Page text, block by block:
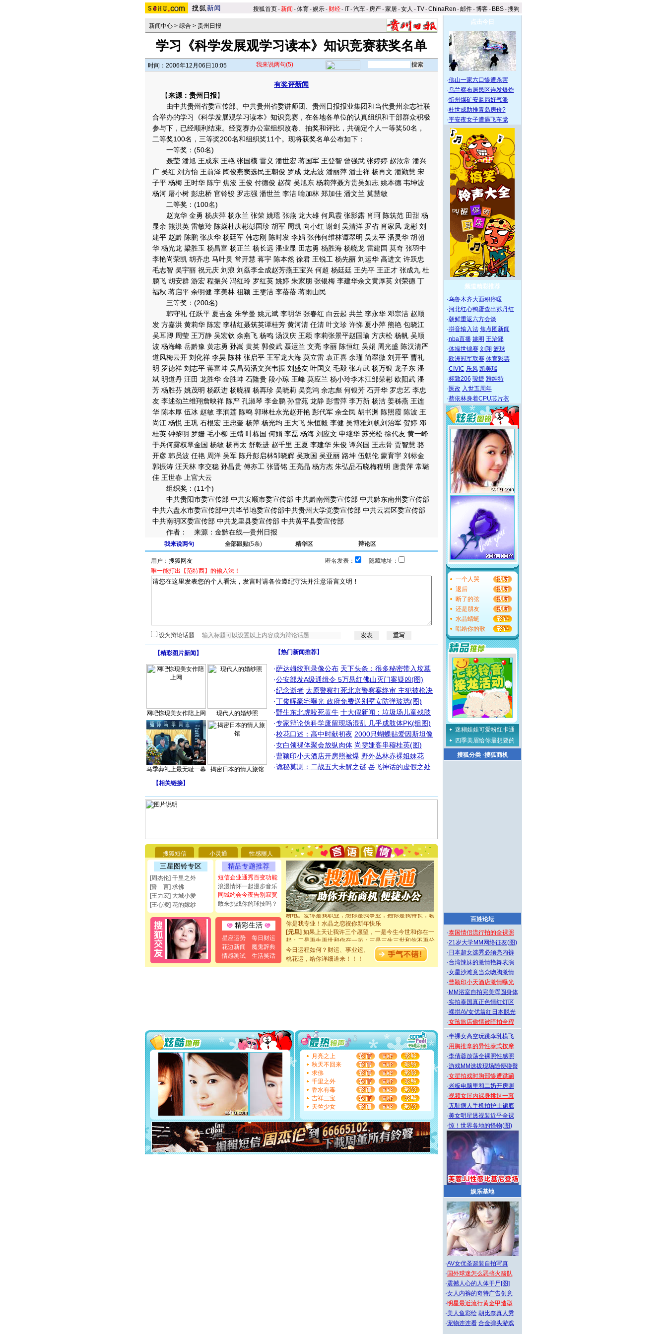
搜狐首页-新闻 -体育-娱乐- 财经- IT-汽车- 房产-家居-女人 -TV-ChinaRen -邮件-博客- BBS-搜狗
新闻中心 > 综合 > 贵州日报
学习《科学发展观学习读本》知识竞赛获奖名单
时间：2006年12月06日10:05 我来说两句(5)
有奖评新闻
【来源：贵州日报】
由中共贵州省委宣传部、中共贵州省委讲师团、贵州日报报业集团和当代贵州杂志社联
合举办的学习《科学发展观学习读本》知识竞赛，在各地各单位的认真组织和干部群众积极
参与下，已经顺利结束。经竞赛办公室组织改卷、抽奖和评比，共确定个人一等奖50名，
二等奖100名，三等奖200名和组织奖11个。 现将获奖名单公布如下：
一等奖：(50名)
聂莹 潘旭 王成东 王艳 张国模 雷义 潘世宏 蒋国军 王登智 曾强武 张婷婷 赵汝常 潘兴
广 吴红 刘方怡 王前泽 陶俊燕窦选民王朝俊 罗成 龙志波 潘丽萍 潘士祥 杨再文 潘勤慧 宋
子平 杨梅 王时华 陈宁 焦浚 王俊 付德俊 赵荷 吴旭东 杨莉萍聂方贵吴如志 姚本德 韦坤波
杨河 屠小树 彭忠桥 官铃骏 罗志强 潘世兰 李洁 喻加林 郑加佳 潘文兰 莫慧敏
二等奖：(100名)
赵克华 金勇 杨庆萍 杨永兰 张荣 姚瑶 张燕 龙大雄 何凤霞 张影露 肖珂 陈筑范 田甜 杨
显余 熊洪英 雷敏玲 陈焱杜庆彬彭国珍 胡军 周凯 向小红 谢剑 吴清洋 罗省 肖家风 龙彬 刘
建平 赵黔 陈鹏 张庆华 杨廷军 韩志刚 陈时发 李娟 张伟何维林谭翠明 吴太平 潘灵华 胡朝
华 杨光龙 梁胜玉 杨昌富 杨正兰 杨长远 潘业显 田志勇 杨胜海 杨晓龙 雷建国 莫奇 张羽中
李艳尚荣凯 胡齐忠 马叶灵 常开慧 蒋宇 陈本然 徐君 王锐工 杨先丽 刘运华 高进文 许跃忠
毛志智 吴宇丽 祝元庆 刘浪 刘磊李全成赵芳燕王宝兴 何超 杨廷廷 王先平 王正才 张成九 杜
鹏飞 胡安群 游宏 程振兴 冯红玲 罗红英 姚婷 朱家朋 张银梅 李建华余文黄厚英 刘荣德 丁
福秋 蒋启平 余明健 李美林 祖颖 王雯洁 李蓓蓓 蒋雨山民
三等奖：(200名)
韩守礼 任跃平 夏吉金 朱学曼 姚元斌 李明华 张春红 白云起 共兰 李永华 邓宗洁 赵顺
发 方嘉洪 黄莉华 陈宏 李桔红聂筑英谭桂芳 黄河清 任清 叶文珍 许悌 夏小萍 熊艳 包晓江
吴耳卿 周莹 王万静 吴宏钦 余燕飞 杨鸣 汤汉庆 王颖 李莉张景平赵国瑜 方庆松 杨帆 吴顺
波 杨海峰 岳黔豫 黄志勇 孙嵩 黄英 郭俊武 聂运兰 文亮 李丽 陈恒红 吴娟 周光盛 陈汉清严
道风梅云开 刘化祥 李昊 陈林 张启平 王军龙大海 莫立雷 袁正喜 余瑾 简翠微 刘开平 曹礼
明 罗德祥 刘志平 蒋富坤 吴昌菊潘文兴韦振 刘盛友 叶国义 毛毅 张寿武 杨万银 龙子东 潘
斌 明道丹 汪田 龙胜华 金胜坤 石隆贵 段小琼 王峰 莫应兰 杨小玲李木江邹荣彬 欧阳武 潘
芳 杨胜芬 姚茂明 杨跃进 杨晓福 杨再珍 吴晓莉 吴竞鸿 余志彪 何银芳 石开华 罗忠艺 李忠
友 李述劲兰维翔詹映祥 陈严 孔淑琴 李金鹏 孙雪苑 龙静 彭雪萍 李万新 杨洁 姜秭燕 王连
华 陈本厚 伍冰 赵敏 李润莲 陈鸣 郭琳杜永光赵开艳 彭代军 余全民 胡书渊 陈照霞 陈波 王
尚江 杨悦 王巩 石根宏 王忠奎 杨萍 杨光均 王大飞 朱恒毅 李健 吴博雅刘帆刘治军 贺婷 邓
桂英 钟黎明 罗姗 毛小柳 王靖 叶栋国 何娟 李磊 杨海 刘应文 申继华 苏光松 徐代友 黄一峰
于兵何露权覃金国 杨敏 杨再太 舒乾进 赵千里 王夏 李建华 朱俊 谭兴国 王志骨 贾智慧 骆
开彦 韩员波 任艳 周洋 吴军 陈丹彭启林邹晓辉 吴政国 吴亚丽 路坤 伍朝伦 蒙育宇 刘标金
郭振涛 汪天林 李交稳 孙昌贵 傅亦工 张晋铭 王亮晶 杨方杰 朱弘品石晓梅程明 唐贵萍 常璐
佳 王世春 上官大云
组织奖：(11个)
中共贵阳市委宣传部 中共安顺市委宣传部 中共黔南州委宣传部 中共黔东南州委宣传部
中共六盘水市委宣传部中共毕节地委宣传部中共贵州大学党委宣传部 中共云岩区委宣传部
中共南明区委宣传部 中共龙里县委宣传部 中共黄平县委宣传部
作者： 来源：金黔在线—贵州日报
我来说两句 全部跟贴(5条) 精华区 辩论区
用户： 匿名发表：
隐藏地址：
唯一能打出【范特西】的输入法！
设为辩论话题
【精彩图片新闻 】
网吧惊现美女作陪上网 现代人的婚纱照
马季葬礼上最无耻一幕 揭密日本的情人旅馆
【热门新闻推荐】
·萨达姆绞刑录像公布 天下头条：很多秘密带入坟墓
·公安部发A级通缉令 5万悬红佛山灭门案疑凶(图)
·纪念逝者 太原警察打死北京警察案终审 主犯被枪决
·丁俊晖豪宅曝光 政府免费送别墅安防弹玻璃(图)
·野生东北虎咬死黄牛 十大假新闻：垃圾场儿童残肢
·专家辩论伪科学废留现场混乱 几乎成肢体PK(组图)
·校花口述：高中时献初夜 2000只蝴蝶贴爱因斯坦像
·女白领祼体聚会放纵肉体 尚雯婕客串穆桂英(图)
·曹颖印小天酒店开房照被爆 野外丛林赤裸姐妹花
·诡秘莫测：二战五大未解之谜 岳飞神话的虚假之处
【相关链接】
搜狐短信 小灵通 性感丽人
三星图铃专区
[周杰伦] 千里之外
[誓 言] 求佛
[王力宏] 大城小爱
[王心凌] 花的嫁纱
精品专题推荐
短信企业通秀百变功能
浪漫情怀一起漫步音乐
同城约会今夜告别寂寞
敢来挑战你的球技吗？
精彩生活
星座运势
每日财运
花边新闻
魔鬼辞典
情感测试
生活笑话
你太多，只有给你五千万：千万快乐！千万要健康！千万
要平安！千万要知足！千万不要忘记我！
[圣诞节]不只这样的日子才会想起你,而是这样的日子才
能正大光明地骚扰你,告诉你,圣诞要快乐!新年要快乐!天天
都要快乐噢!
[圣诞节]奉上一颗祝福的心,在这个特别的日子里,愿幸福,
如意,快乐,鲜花,一切美好的祝愿与你同在.圣诞快乐!
[元旦]看到你我会触电；看不到你我要充电；没有你我会
断电。爱你是我职业，想你是我事业，抱你是我特长，吻
你是我专业！水晶之恋祝你新年快乐
[元旦]如果上天让我许三个愿望，一是今生今世和你在一
起；二是再生再世和你在一起；三是三生三世和你不再分
[元旦]当我狠下心扭头离去那一刻，你在我身后无助地哭
泣，这痛楚让我明白我多么爱你。我转身抱住你：这猪不
[圣诞节]圣诞节到了，想想没什么送给你的，又不打算给
你太多，只有给你五千万：千万快乐！千万要健康！千万
要平安！千万要知足！千万不要忘记我！
[圣诞节]不只这样的日子才会想起你,而是这样的日子才
能正大光明地骚扰你,告诉你,圣诞要快乐!新年要快乐!天天
都要快乐噢!
[圣诞节]奉上一颗祝福的心,在这个特别的日子里,愿幸福,
如意,快乐,鲜花,一切美好的祝愿与你同在.圣诞快乐!
[元旦]
看到你我会触电；看不到你我要充电；没有你我会
断电。爱你是我职业，想你是我事业，抱你是我特长，吻
你是我专业！水晶之恋祝你新年快乐
[元旦]如果上天让我许三个愿望，一是今生今世和你在一
起；二是再生再世和你在一起；三是三生三世和你不再分
离。水晶之恋祝你新年快乐
[元旦]当我狠下心扭头离去那一刻，你在我身后无助地哭
泣，这痛楚让我明白我多么爱你。我转身抱住你：这猪不
今日运程如何？财运、事业运、
桃花运，给你详细道来！！！
月亮之上
秋天不回来
求佛
千里之外
香水有毒
吉祥三宝
天竺少女
点击今日
·佛山一家六口惨遭杀害
·乌兰察布居民区连发爆炸
·忻州煤矿安监局好气派
·杜世成助推青岛房价?
·平安夜女子遭遇飞车党
频道精彩推荐
·乌鲁木齐大面积停暖
·河北红心鸭蛋查出苏丹红
·朝鲜重返六方会谈
·拼音输入法 焦点图新闻
·nba直播 姚明 王治郅
·体操世锦赛 刘翔 篮球
·欧洲冠军联赛 体育彩票
·CIVIC 乐风 凯美瑞
·标致206 骏捷 雅绅特
· 医改 入世五周年
·蔡依林身着CPU芯片衣
一个人哭
退后
断了的弦
还是朋友
水晶蜻蜓
唱给你的歌
迷糊娃娃可爱粉红卡通
四季美眉给你最想要的
搜狐分类·搜狐商机
百姓论坛
·泰国情侣流行拍的全裸照
·21岁大学MM网络征友(图)
· 日本超女选秀必须亮内裤
·台湾辣妹的激情艳舞表演
·女星沙滩竟当众吻胸激情
·曹颖印小天酒店激情曝光
· MM浴室自拍完美浑圆身体
·实拍泰国真正色情红灯区
·裸拼AV女优翁红日本脱光
·女孩旅店偷情被暗拍全程
·半裸女高空玩跳伞乳横飞
·用胸推拿的异性泰式按摩
·李倩蓉放荡全裸照性感照
·游戏MM选拔现场随便碰臀
·女星拍戏时胸部惨遭蹂躏
·老板电脑里和二奶开房照
·视频女屋内裸身挑逗一幕
·无耻病人手机拍护士裙底
·美女明星透视装近乎全裸
·惊！世界各地的怪物(图)
娱乐基地
·AV女优圣诞装自拍写真
· 国外球迷怎么恶搞火箭队
·震撼人心的人体干尸[图]
·女人内裤的奇特广告创意
·明星最近流行黄金甲造型
·美人鱼彩绘 朝比奈真人秀
·宠物连连看 合金弹头游戏